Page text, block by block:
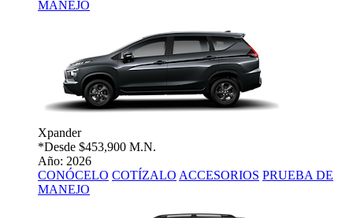
MANEJO
Xpander
*Desde $453,900 M.N.
Año: 2026
CONÓCELO COTÍZALO ACCESORIOS PRUEBA DE
MANEJO